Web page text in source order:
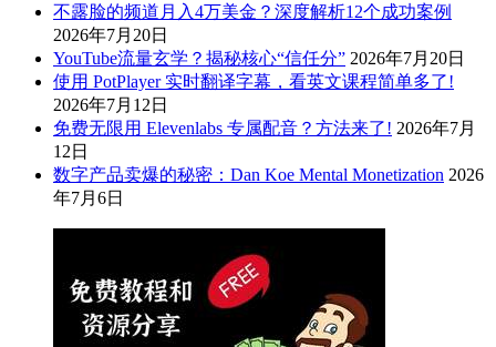
不露脸的频道月入4万美金？深度解析12个成功案例
2026年7月20日
YouTube流量玄学？揭秘核心“信任分” 2026年7月20日
使用 PotPlayer 实时翻译字幕，看英文课程简单多了!
2026年7月12日
免费无限用 Elevenlabs 专属配音？方法来了! 2026年7月
12日
数字产品卖爆的秘密：Dan Koe Mental Monetization 2026
年7月6日